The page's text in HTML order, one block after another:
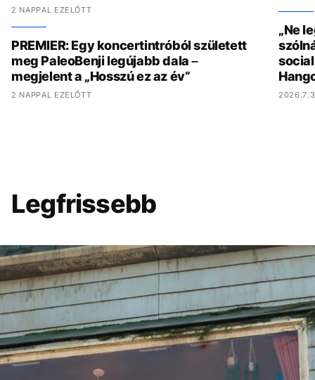
2 NAPPAL EZELŐTT
PREMIER: Egy koncertintróból született
meg PaleoBenji legújabb dala –
megjelent a „Hosszú ez az év”
2 NAPPAL EZELŐTT
„Ne
Legfrissebb